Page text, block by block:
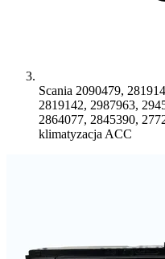
Scania 2090479,
2819142, 2987963,
2864077, 2845390,
klimatyzacja ACC